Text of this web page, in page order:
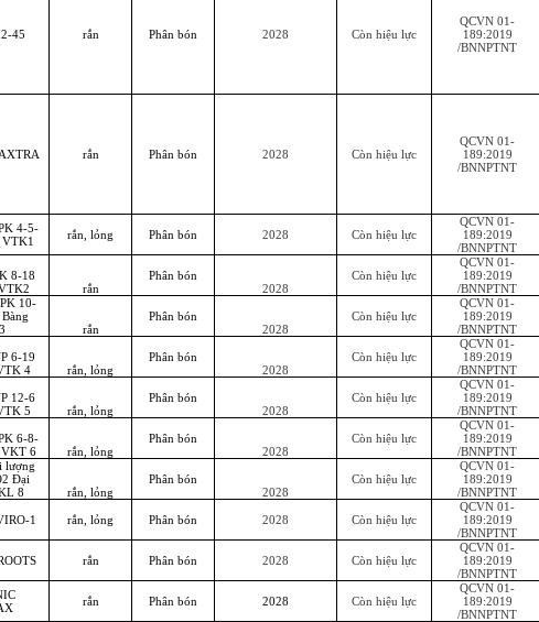
45 rắn Phân bón 2028 Còn hiệu lực
QCVN 01-
189:2019
/BNNPTNT
rắn Phân bón 2028 Còn hiệu lực
QCVN 01-
189:2019
/BNNPTNT
4-5-
rắn, lỏng Phân bón 2028 Còn hiệu lực
QCVN 01-
189:2019
/BNNPTNT
8-18
rắn
Phân bón
2028
Còn hiệu lực
QCVN 01-
189:2019
/BNNPTNT
10-
rắn
Phân bón
2028
Còn hiệu lực
QCVN 01-
189:2019
/BNNPTNT
6-19
4
rắn, lỏng
Phân bón
2028
Còn hiệu lực
QCVN 01-
189:2019
/BNNPTNT
12-6
5
rắn, lỏng
Phân bón
2028
Còn hiệu lực
QCVN 01-
189:2019
/BNNPTNT
6-8-
6
rắn, lỏng
Phân bón
2028
Còn hiệu lực
QCVN 01-
189:2019
/BNNPTNT
lượng
Đại
8
rắn, lỏng
Phân bón
2028
Còn hiệu lực
QCVN 01-
189:2019
/BNNPTNT
1 rắn, lỏng Phân bón 2028 Còn hiệu lực
QCVN 01-
189:2019
/BNNPTNT
rắn Phân bón 2028 Còn hiệu lực
QCVN 01-
189:2019
/BNNPTNT
rắn Phân bón 2028 Còn hiệu lực
QCVN 01-
189:2019
/BNNPTNT